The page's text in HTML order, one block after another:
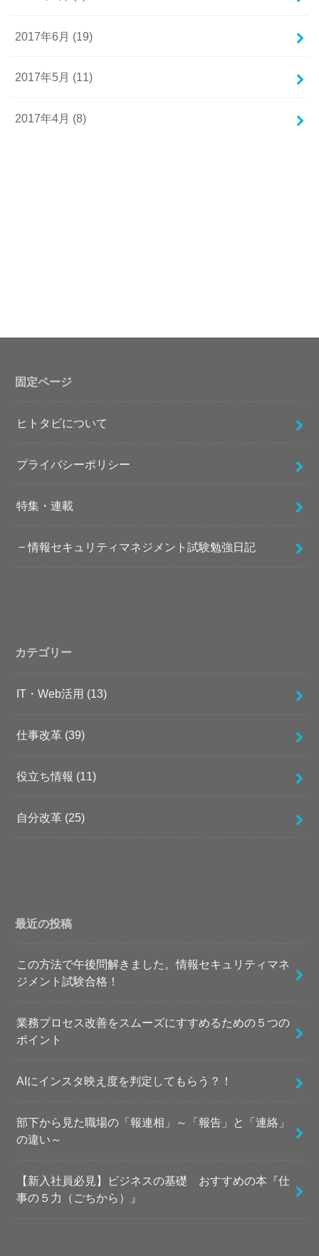
2017年6月 (19)
2017年5月 (11)
2017年4月 (8)
固定ページ
ヒトタビについて
プライバシーポリシー
特集・連載
情報セキュリティマネジメント試験勉強日記
カテゴリー
IT・Web活用 (13)
仕事改革 (39)
役立ち情報 (11)
自分改革 (25)
最近の投稿
この方法で午後問解きました。情報セキュリティマネ
ジメント試験合格！
業務プロセス改善をスムーズにすすめるための５つの
ポイント
AIにインスタ映え度を判定してもらう？！
部下から見た職場の「報連相」～「報告」と「連絡」
の違い～
【新入社員必見】ビジネスの基礎 おすすめの本『仕
事の５力（ごちから）』